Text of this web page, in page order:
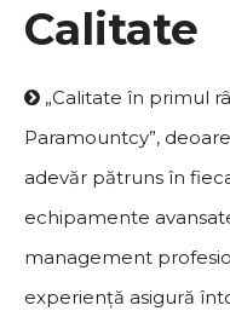
Calitate
 „Calitate în primul
Paramountcy”,
adevăr pătruns în
echipamente
management
experiență asigură